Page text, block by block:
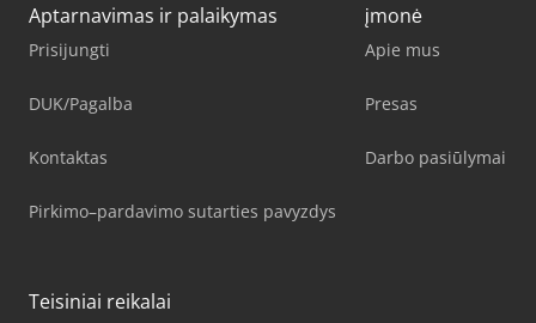
Aptarnavimas ir palaikymas
Prisijungti
DUK/Pagalba
Kontaktas
Pirkimo–pardavimo sutarties pavyzdys
įmonė
Apie mus
Presas
Darbo pasiūlymai
Teisiniai reikalai